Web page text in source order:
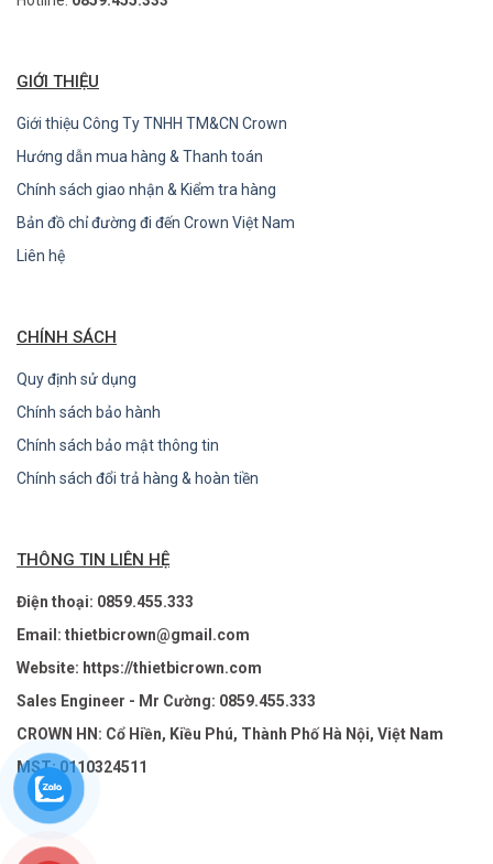
GIỚI THIỆU
Giới thiệu Công Ty TNHH TM&CN Crown
Hướng dẫn mua hàng & Thanh toán
Chính sách giao nhận & Kiểm tra hàng
Bản đồ chỉ đường đi đến Crown Việt Nam
Liên hệ
CHÍNH SÁCH
Quy định sử dụng
Chính sách bảo hành
Chính sách bảo mật thông tin
Chính sách đổi trả hàng & hoàn tiền
THÔNG TIN LIÊN HỆ
Điện thoại: 0859.455.333
Email: thietbicrown@gmail.com
Website: https://thietbicrown.com
Sales Engineer - Mr Cường: 0859.455.333
CROWN HN: Cổ Hiền, Kiều Phú, Thành Phố Hà Nội, Việt Nam
MST: 0110324511